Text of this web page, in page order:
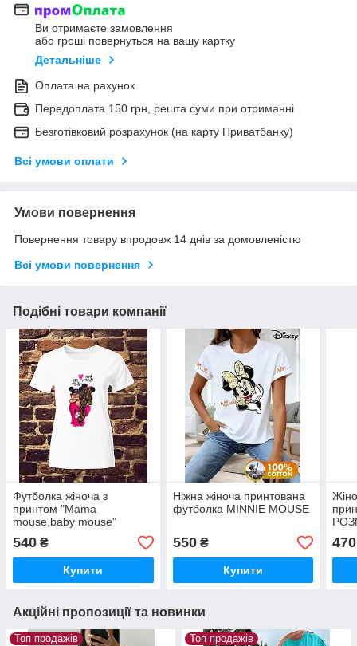
Ви отримаєте замовлення
або гроші повернуться на вашу картку
Детальніше
Оплата на рахунок
Передоплата 150 грн, решта суми при отриманні
Безготівковий розрахунок (на карту Приватбанку)
Всі умови оплати
Умови повернення
Повернення товару впродовж 14 днів за домовленістю
Всі умови повернення
Подібні товари компанії
Футболка жіноча з
принтом "Mama
mouse,baby mouse"
540 ₴
Купити
Ніжна жіноча принтована
футболка MINNIE MOUSE
550₴
Купити
470
Акційні пропозиції та новинки
Топ продажів Топ продажів